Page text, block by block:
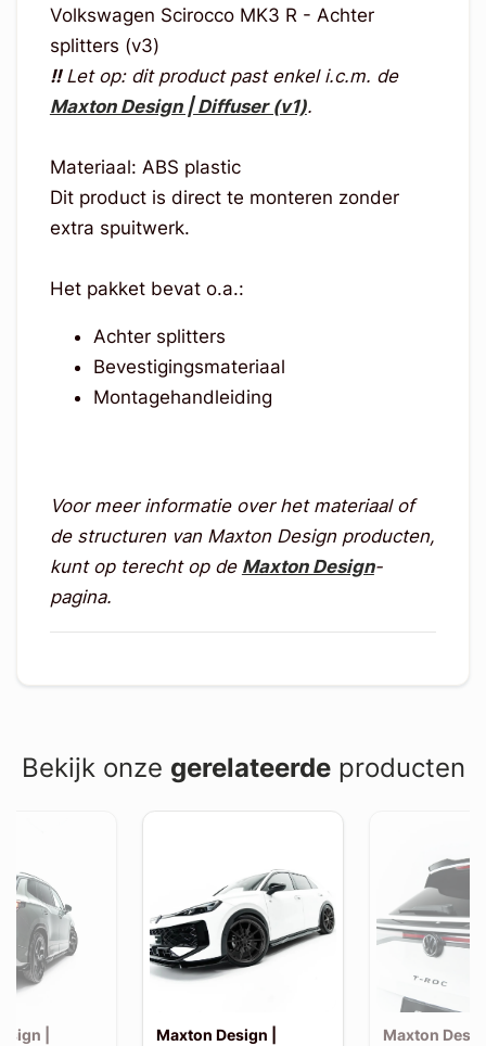
Volkswagen Scirocco MK3 R - Achter
splitters (v3)
!!Let op: dit product past enkel i.c.m. de
Maxton Design | Diffuser (v1).
Materiaal: ABS plastic
Dit product is direct te monteren zonder
extra spuitwerk.
Het pakket bevat o.a.:
Achter splitters
Bevestigingsmateriaal
Montagehandleiding
Voor meer informatie over het materiaal of
de structuren van Maxton Design producten,
kunt op terecht op de Maxton Design-
pagina.
Bekijk onze gerelateerdeproducten
|
Maxton Design |
Maxton